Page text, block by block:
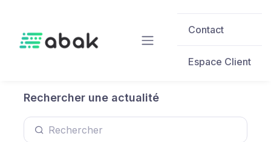
Contact
Espace Client
Rechercher une actualité